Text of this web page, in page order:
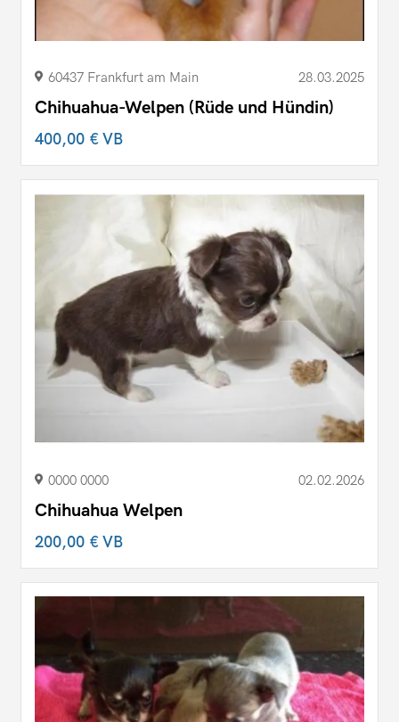
60437 Frankfurt am Main 28.03.2025
Chihuahua-Welpen (Rüde und Hündin)
400,00 €VB
0000 0000 02.02.2026
Chihuahua Welpen
200,00 €VB